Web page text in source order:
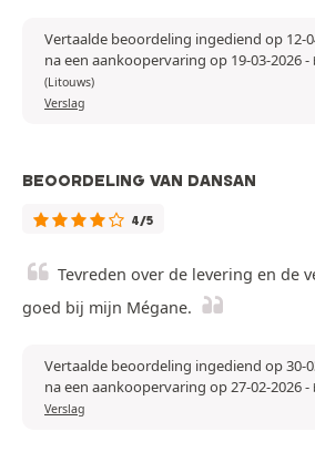
Vertaalde beoordeling ingediend op 12-
na een aankoopervaring op 19-03-2026-
(Litouws)
Verslag
BEOORDELING VAN DANSAN
4/5
Tevreden over de levering en de
goed bij mijn Mégane.
Vertaalde beoordeling ingediend op 30-
na een aankoopervaring op 27-02-2026-
Verslag